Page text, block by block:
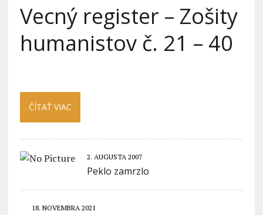
Vecný register – Zošity
humanistov č. 21 – 40
ČÍTAŤ VIAC
2. AUGUSTA 2007
Peklo zamrzlo
18. NOVEMBRA 2021